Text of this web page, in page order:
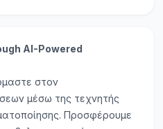
AI-Powered
στον
μέσω της τεχνητής
Προσφέρουμε